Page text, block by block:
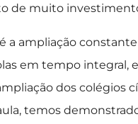
de muito
a ampliação
em tempo integral,
dos
temos